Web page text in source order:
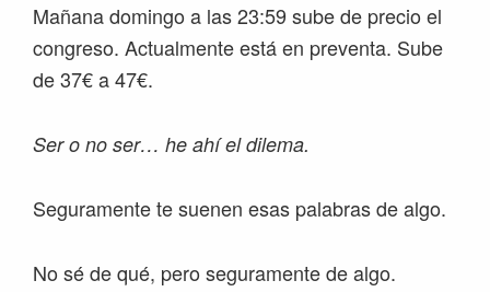
Mañana domingo a las 23:59 sube de precio el
congreso. Actualmente está en preventa. Sube
de 37€ a 47€.
Ser o no ser… he ahí el dilema.
Seguramente te suenen esas palabras de algo.
No sé de qué, pero seguramente de algo.